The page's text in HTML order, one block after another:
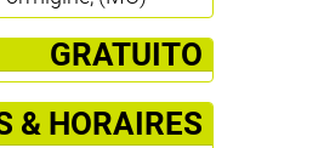
­ GRATUITO
& HORAIRES